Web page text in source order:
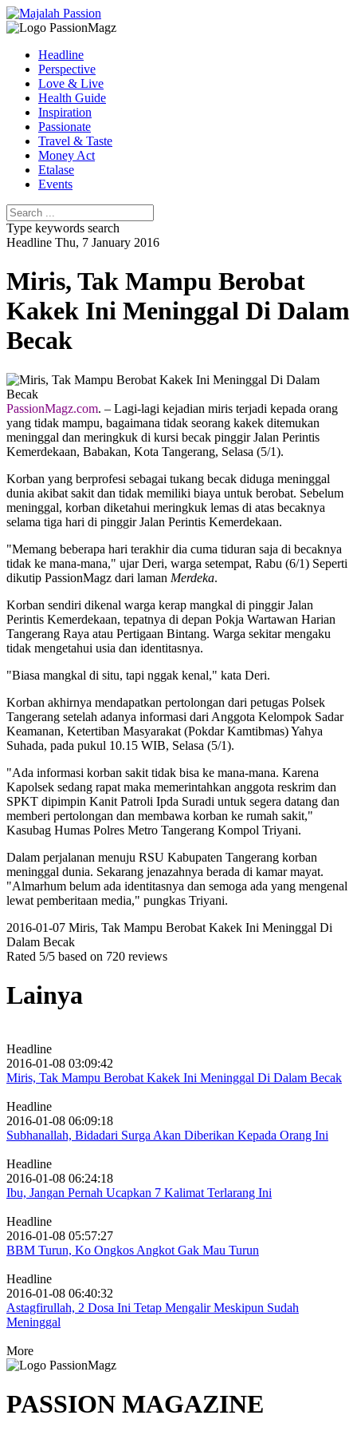
Headline
Perspective
Love & Live
Health Guide
Inspiration
Passionate
Travel & Taste
Money Act
Etalase
Events
Type keywords search
Headline Thu, 7 January 2016
Miris, Tak Mampu Berobat
Kakek Ini Meninggal Di Dalam
Becak
PassionMagz.com. – Lagi-lagi kejadian miris terjadi kepada orang
yang tidak mampu, bagaimana tidak seorang kakek ditemukan
meninggal dan meringkuk di kursi becak pinggir Jalan Perintis
Kemerdekaan, Babakan, Kota Tangerang, Selasa (5/1).
Korban yang berprofesi sebagai tukang becak diduga meninggal
dunia akibat sakit dan tidak memiliki biaya untuk berobat. Sebelum
meninggal, korban diketahui meringkuk lemas di atas becaknya
selama tiga hari di pinggir Jalan Perintis Kemerdekaan.
"Memang beberapa hari terakhir dia cuma tiduran saja di becaknya
tidak ke mana-mana," ujar Deri, warga setempat, Rabu (6/1) Seperti
dikutip PassionMagz dari laman Merdeka.
Korban sendiri dikenal warga kerap mangkal di pinggir Jalan
Perintis Kemerdekaan, tepatnya di depan Pokja Wartawan Harian
Tangerang Raya atau Pertigaan Bintang. Warga sekitar mengaku
tidak mengetahui usia dan identitasnya.
"Biasa mangkal di situ, tapi nggak kenal," kata Deri.
Korban akhirnya mendapatkan pertolongan dari petugas Polsek
Tangerang setelah adanya informasi dari Anggota Kelompok Sadar
Keamanan, Ketertiban Masyarakat (Pokdar Kamtibmas) Yahya
Suhada, pada pukul 10.15 WIB, Selasa (5/1).
"Ada informasi korban sakit tidak bisa ke mana-mana. Karena
Kapolsek sedang rapat maka memerintahkan anggota reskrim dan
SPKT dipimpin Kanit Patroli Ipda Suradi untuk segera datang dan
memberi pertolongan dan membawa korban ke rumah sakit,"
Kasubag Humas Polres Metro Tangerang Kompol Triyani.
Dalam perjalanan menuju RSU Kabupaten Tangerang korban
meninggal dunia. Sekarang jenazahnya berada di kamar mayat.
"Almarhum belum ada identitasnya dan semoga ada yang mengenal
lewat pemberitaan media," pungkas Triyani.
2016-01-07 Miris, Tak Mampu Berobat Kakek Ini Meninggal Di
Dalam Becak
Rated 5/5 based on 720 reviews
Lainya
Headline
2016-01-08 03:09:42
Miris, Tak Mampu Berobat Kakek Ini Meninggal Di Dalam Becak
Headline
2016-01-08 06:09:18
Subhanallah, Bidadari Surga Akan Diberikan Kepada Orang Ini
Headline
2016-01-08 06:24:18
Ibu, Jangan Pernah Ucapkan 7 Kalimat Terlarang Ini
Headline
2016-01-08 05:57:27
BBM Turun, Ko Ongkos Angkot Gak Mau Turun
Headline
2016-01-08 06:40:32
Astagfirullah, 2 Dosa Ini Tetap Mengalir Meskipun Sudah
Meninggal
More
PASSION MAGAZINE